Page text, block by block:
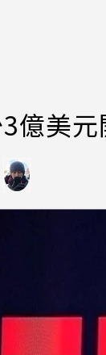
億美